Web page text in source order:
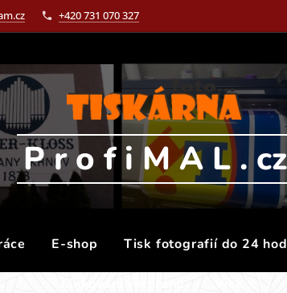
+420 731 070 327
P r o f i M A L . cz
E-shop Tisk fotografií do 24 hod